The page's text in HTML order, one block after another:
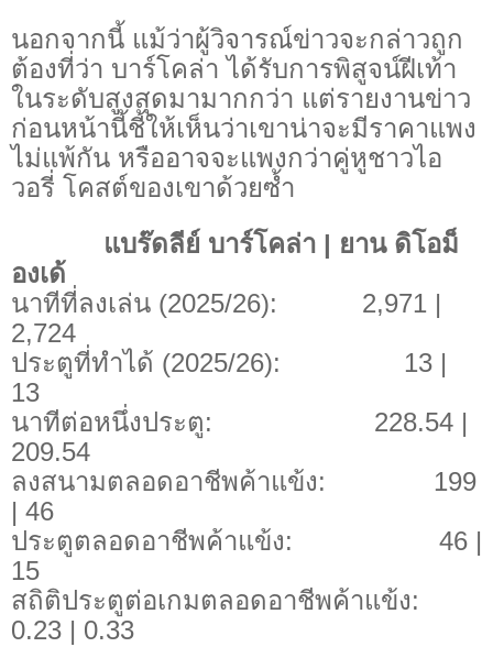
นอกจากนี้ แม้ว่าผู้วิจารณ์ข่าวจะกล่าวถูก
ต้องที่ว่า บาร์โคล่า ได้รับการพิสูจน์ฝีเท้า
ในระดับสูงสุดมามากกว่า แต่รายงานข่าว
ก่อนหน้านี้ชี้ให้เห็นว่าเขาน่าจะมีราคาแพง
ไม่แพ้กัน หรืออาจจะแพงกว่าคู่หูชาวไอ
วอรี่ โคสต์ของเขาด้วยซ้ำ
แบร๊ดลีย์ บาร์โคล่า | ยาน ดิโอม็
องเด้
นาทีที่ลงเล่น (2025/26): 2,971 |
2,724
ประตูที่ทำได้ (2025/26): 13 |
13
นาทีต่อหนึ่งประตู: 228.54 |
209.54
ลงสนามตลอดอาชีพค้าแข้ง: 199
| 46
ประตูตลอดอาชีพค้าแข้ง: 46 |
15
สถิติประตูต่อเกมตลอดอาชีพค้าแข้ง:
0.23 | 0.33